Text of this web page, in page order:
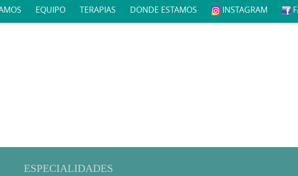
EQUIPO TERAPIAS DONDE ESTAMOS INSTAGRAM
ESPECIALIDADES